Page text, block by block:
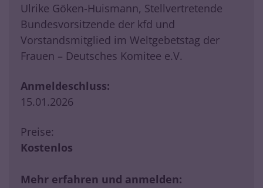
Ulrike Göken-Huismann, Stellvertretende
Bundesvorsitzende der kfd und
Vorstandsmitglied im Weltgebetstag der
Frauen – Deutsches Komitee e.V.
Anmeldeschluss:
15.01.2026
Preise:
Kostenlos
Mehr erfahren und anmelden: